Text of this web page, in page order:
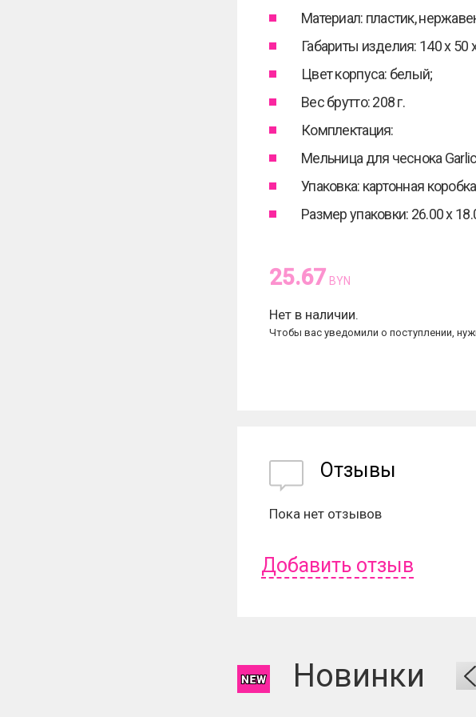
Материал: пластик,
Габариты изделия: 140 x 50
Цвет корпуса: белый;
Вес брутто: 208 г.
Комплектация:
Мельница для чеснока
Упаковка: картонная
Размер упаковки: 26.00 х
25.67 BYN
Нет в наличии.
Чтобы вас уведомили о поступлении,
Отзывы
Пока нет отзывов
Добавить отзыв
Новинки